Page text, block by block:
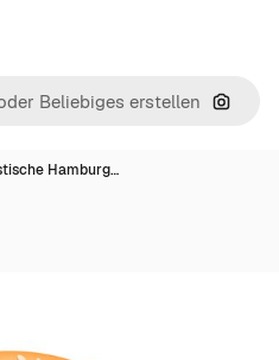
Nach
Hamburg…